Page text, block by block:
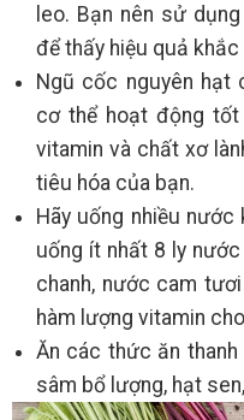
leo. Bạn nên sử
để thấy hiệu quả
Ngũ cốc nguyên hạt
cơ thể hoạt động
vitamin và chất xơ
tiêu hóa của bạn.
Hãy uống nhiều nước
uống ít nhất 8 ly
chanh, nước cam
hàm lượng vitamin
Ăn các thức ăn
sâm bổ lượng, hạt